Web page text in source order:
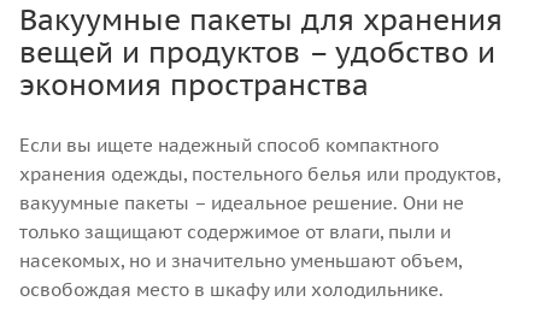
Вакуумные пакеты для хранения
вещей и продуктов – удобство и
экономия пространства
Если вы ищете надежный способ компактного
хранения одежды, постельного белья или продуктов,
вакуумные пакеты – идеальное решение. Они не
только защищают содержимое от влаги, пыли и
насекомых, но и значительно уменьшают объем,
освобождая место в шкафу или холодильнике.